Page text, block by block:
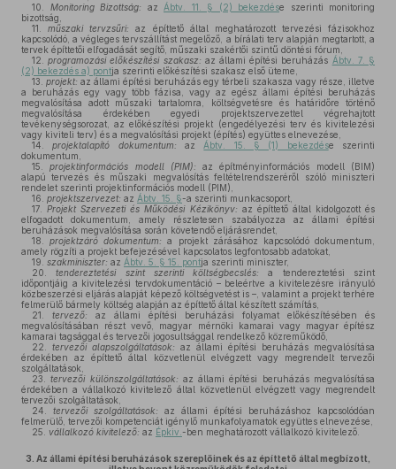
10.
Monitoring Bizottság: az Ábtv. 11. § (2) bekezdése szerinti monitoring
bizottság,
11.
műszaki tervzsűri:
az építtető által meghatározott tervezési fázisokhoz
kapcsolódó, a végleges tervszállítást megelőző, a bírálati terv alapján megtartott, a
tervek építtetői elfogadását segítő, műszaki szakértői szintű döntési fórum,
12.
programozási előkészítési szakasz: az állami építési beruházás Ábtv. 7. §
(2) bekezdés a) pontja szerinti előkészítési szakasz első üteme,
13. projekt: az állami építési beruházás egy térbeli szakasza vagy része, illetve
a beruházás egy vagy több fázisa, vagy az egész állami építési beruházás
megvalósítása adott műszaki tartalomra, költségvetésre és határidőre történő
megvalósítása érdekében egyedi projektszervezettel végrehajtott
tevékenységsorozat, az előkészítési projekt (engedélyezési terv és kivitelezési
vagy kiviteli terv) és a megvalósítási projekt (építés) együttes elnevezése,
14.
projektalapító dokumentum: az Ábtv. 15. § (1) bekezdése szerinti
dokumentum,
15.
projektinformációs modell (PIM): az építményinformációs modell (BIM)
alapú tervezés és műszaki megvalósítás feltételrendszeréről szóló miniszteri
rendelet szerinti projektinformációs modell (PIM),
16. projektszervezet: az Ábtv. 15. §-a szerinti munkacsoport,
17.
Projekt Szervezeti és Működési Kézikönyv: az építtető által kidolgozott és
elfogadott dokumentum, amely részletesen szabályozza az állami építési
beruházások megvalósítása során követendő eljárásrendet,
18.
projektzáró dokumentum: a projekt zárásához kapcsolódó dokumentum,
amely rögzíti a projekt befejezésével kapcsolatos legfontosabb adatokat,
19. szakminiszter: az Ábtv. 5. § 15. pontja szerinti miniszter,
20.
tendereztetésiszint szerinti költségbecslés: a tendereztetési szint
időpontjáig a kivitelezési tervdokumentáció – beleértve a kivitelezésre irányuló
közbeszerzési eljárás alapját képező költségvetést is –, valamint a projekt terhére
felmerülő bármely költség alapján az építtető által készített számítás,
21.
tervező: az állami építési beruházási folyamat előkészítésében és
megvalósításában részt vevő, magyar mérnöki kamarai vagy magyar építész
kamarai tagsággal és tervezői jogosultsággal rendelkező közreműködő,
22.
tervezői alapszolgáltatások: az állami építési beruházás megvalósítása
érdekében az építtető által közvetlenül elvégzett vagy megrendelt tervezői
szolgáltatások,
23.
tervezői különszolgáltatások: az állami építési beruházás megvalósítása
érdekében a vállalkozó kivitelező által közvetlenül elvégzett vagy megrendelt
tervezői szolgáltatások,
24.
tervezői szolgáltatások: az állami építési beruházáshoz kapcsolódóan
felmerülő, tervezői kompetenciát igénylő munkafolyamatok együttes elnevezése,
25.
vállalkozó kivitelező: az Épkiv. -ben meghatározott vállalkozó kivitelező.
3. Az állami építési beruházások szereplőinek és az építtető által megbízott,